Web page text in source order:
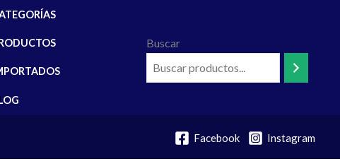
Buscar
Facebook Instagram